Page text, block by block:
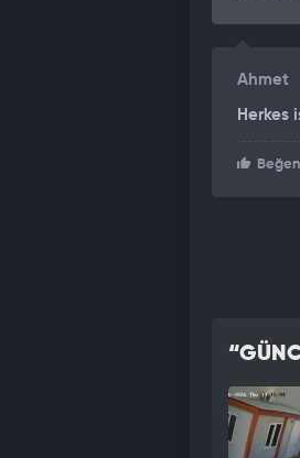
Ahmet
Herkes
Beğen